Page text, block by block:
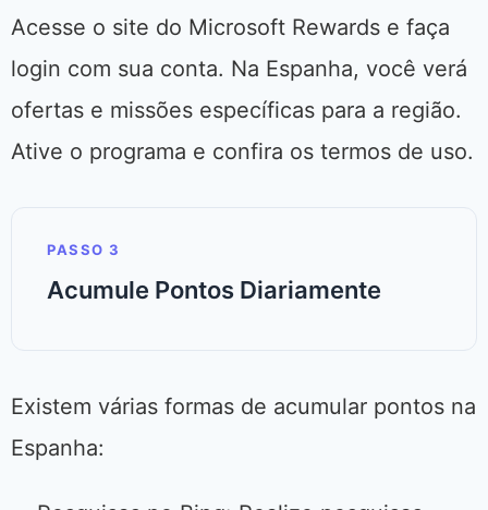
Acesse o site do Microsoft Rewards e faça
login com sua conta. Na Espanha, você verá
ofertas e missões específicas para a região.
Ative o programa e confira os termos de uso.
PASSO 3
Acumule Pontos Diariamente
Existem várias formas de acumular pontos na
Espanha: